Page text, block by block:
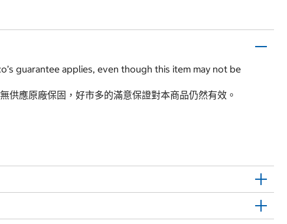
guarantee applies, even though this item may not be
應原廠保固，好市多的滿意保證對本商品仍然有效。